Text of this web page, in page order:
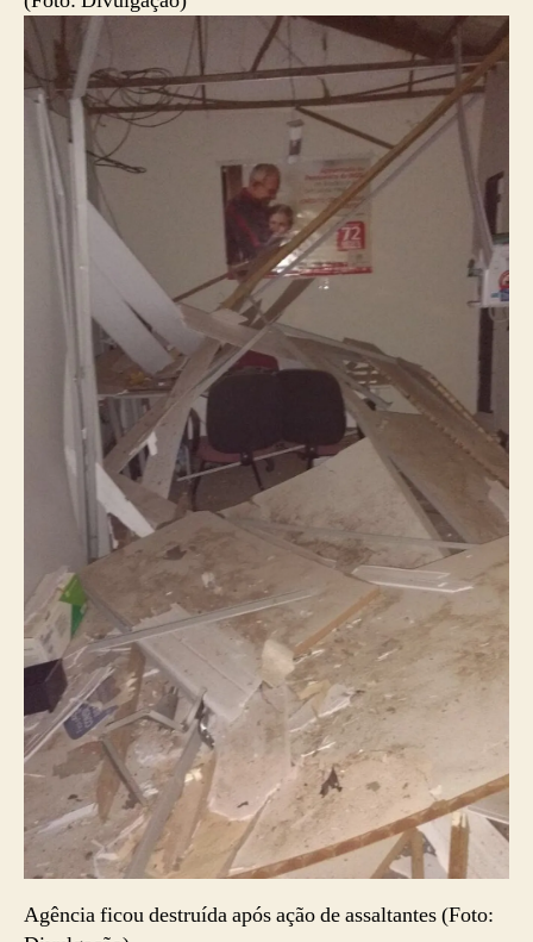
Agência ficou destruída após ação de assaltantes (Foto: